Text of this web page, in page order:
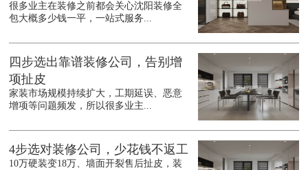
很多业主在装修之前都会关心沈阳装修全
包大概多少钱一平，一站式服务...
四步选出靠谱装修公司，告别增
项扯皮
家装市场规模持续扩大，工期延误、恶意
增项等问题频发，所以很多业主...
4步选对装修公司，少花钱不返工
10万硬装变18万、墙面开裂售后扯皮，装